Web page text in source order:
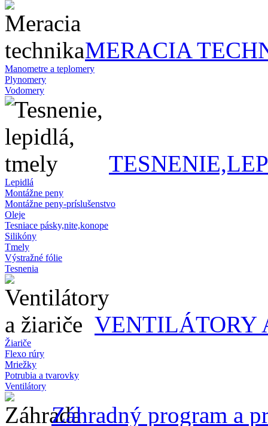
MERACIA
Manometre a teplomery
Plynomery
Vodomery
Lepidlá
Montážne peny
Montážne peny-príslušenstvo
Oleje
Tesniace pásky,nite,konope
Silikóny
Tmely
Výstražné fólie
Tesnenia
VENTILÁTORY
Žiariče
Flexo rúry
Mriežky
Potrubia a tvarovky
Ventilátory
Záhradný program a